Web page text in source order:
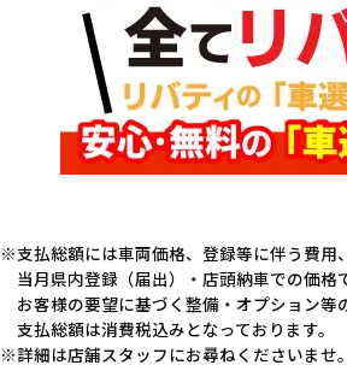
支払総額には車両価格、登録等に伴う費用
当月県内登録（届出）・店頭納車での価格
お客様の要望に基づく整備・オプション等
支払総額は消費税込みとなっております。
詳細は店舗スタッフにお尋ねくださいませ。